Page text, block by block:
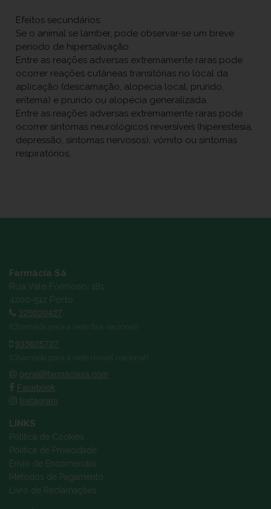
Efeitos secundários:
Se o animal se lamber, pode observar-se um breve
período de hipersalivação.
Entre as reações adversas extremamente raras pode
ocorrer reações cutâneas transitórias no local da
aplicação (descamação, alopecia local, prurido,
eritema) e prurido ou alopécia generalizada.
Entre as reações adversas extremamente raras pode
ocorrer sintomas neurológicos reversíveis (hiperestesia,
depressão, sintomas nervosos), vómito ou sintomas
respiratórios.
Farmácia Sá
Rua Vale Formoso, 181
4200-512 Porto
225020427
(Chamada para a rede fixa nacional)
933605727
(Chamada para a rede móvel nacional)
geral@farmaciasa.com
Facebook
Instagram
LINKS
Política de Cookies
Política de Privacidade
Envio de Encomendas
Métodos de Pagamento
Livro de Reclamações